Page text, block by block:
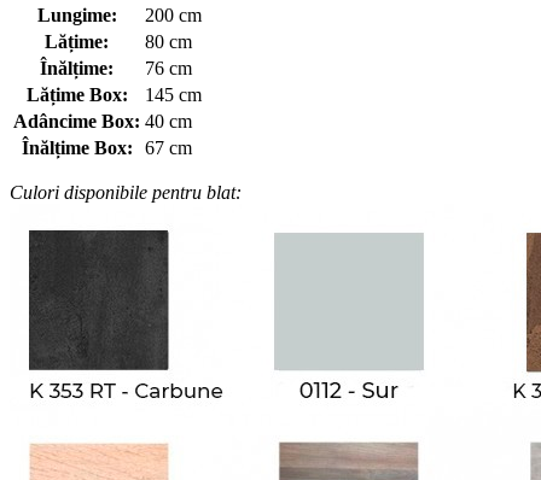
Lungime:
200 cm
Lățime:
80 cm
Înălțime:
76 cm
Lățime Box:
145 cm
Adâncime Box: 40 cm
Înălțime Box:
67 cm
Culori disponibile pentru blat: